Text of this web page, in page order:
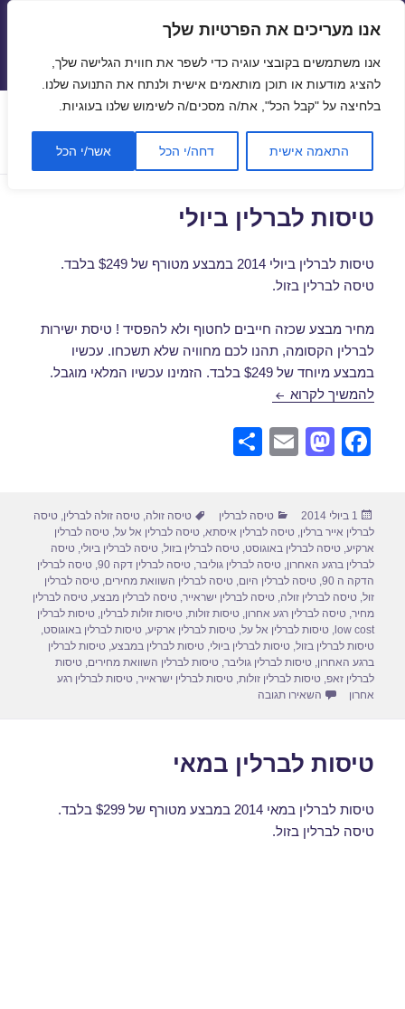
אנו מעריכים את הפרטיות שלך
אנו משתמשים בקובצי עוגיה כדי לשפר את חווית הגלישה שלך,
להציג מודעות או תוכן מותאמים אישית ולנתח את התנועה שלנו.
בלחיצה על "קבל הכל", את/ה מסכים/ה לשימוש שלנו בעוגיות.
התאמה אישית דחה/י הכל אשר/י הכל
תפריטים
ווידג'טים
תגית:טיסה לברלין איסתא
טיסות לברלין ביולי
טיסות לברלין ביולי 2014 במבצע מטורף של $249 בלבד.
טיסה לברלין בזול.
מחיר מבצע שכזה חייבים לחטוף ולא להפסיד ! טיסת ישירות
לברלין הקסומה, תהנו לכם מחוויה שלא תשכחו. עכשיו
במבצע מיוחד של $249 בלבד. הזמינו עכשיו המלאי מוגבל.
להמשיך לקרוא טיסות לברלין ביולי
F
e
b
o
o
k
M
o
d
o
n
E
e
פורסם
בתאריך
1 ביולי 2014 קטגוריות
טיסה לברלין תגיות
טיסה זולה,טיסה זולה לברלין,טיסה
לברלין אייר ברלין,טיסה לברלין איסתא,טיסה לברלין אל על,טיסה לברלין
ארקיע,טיסה לברלין באוגוסט,טיסה לברלין בזול,טיסה לברלין ביולי,טיסה
לברלין ברגע האחרון,טיסה לברלין גוליבר,טיסה לברלין דקה 90 ,טיסה לברלין
הדקה ה 90
,טיסה לברלין היום,טיסה לברלין השוואת מחירים,טיסה לברלין
זול,טיסה לברלין זולה,טיסה לברלין ישראייר,טיסה לברלין מבצע,טיסה לברלין
מחיר,טיסה לברלין רגע אחרון,טיסות זולות,טיסות זולות לברלין,טיסות לברלין
low cost
,טיסות לברלין אל על,טיסות לברלין ארקיע,טיסות לברלין באוגוסט,
טיסות לברלין בזול,טיסות לברלין ביולי,טיסות לברלין במבצע,טיסות לברלין
ברגע האחרון,טיסות לברלין גוליבר,טיסות לברלין השוואת מחירים,טיסות
לברלין זאפ,טיסות לברלין זולות,טיסות לברלין ישראייר,טיסות לברלין רגע
אחרון
השאירו תגובה
טיסות לברלין במאי
טיסות לברלין במאי 2014 במבצע מטורף של $299 בלבד.
טיסה לברלין בזול.